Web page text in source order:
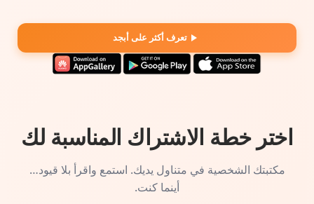
تعرف أكثر على أبجد
اختر خطة الاشتراك المناسبة لك
مكتبتك الشخصية في متناول يديك. استمع واقرأ بلا قيود…
أينما كنت.